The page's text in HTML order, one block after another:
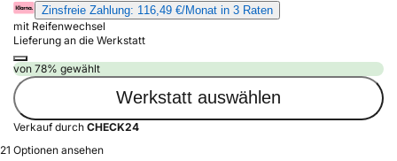
Zinsfreie Zahlung: 116,49 €/Monat in 3 Raten
mit Reifenwechsel
Lieferung an die Werkstatt
von 78% gewählt
Werkstatt auswählen
Verkauf durch CHECK24
21 Optionen ansehen